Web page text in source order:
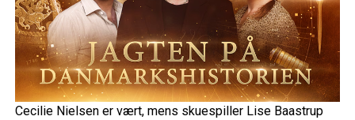
Cecilie Nielsen er vært, mens skuespiller Lise Baastrup